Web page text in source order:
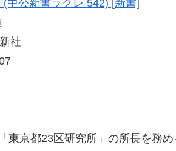
(中公新書ラクレ 542) [新書]
社
東京都23区研究所」の所長を務